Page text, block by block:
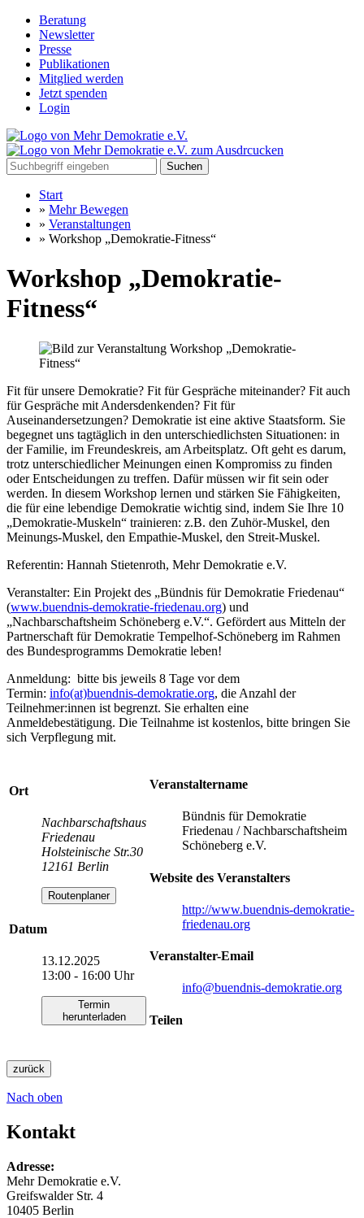
Beratung
Newsletter
Presse
Publikationen
Mitglied werden
Jetzt spenden
Login
Suchen
Start
» Mehr Bewegen
» Veranstaltungen
» Workshop „Demokratie-Fitness“
Workshop „Demokratie-
Fitness“
Fit für unsere Demokratie? Fit für Gespräche miteinander? Fit auch
für Gespräche mit Andersdenkenden? Fit für
Auseinandersetzungen? Demokratie ist eine aktive Staatsform. Sie
begegnet uns tagtäglich in den unterschiedlichsten Situationen: in
der Familie, im Freundeskreis, am Arbeitsplatz. Oft geht es darum,
trotz unterschiedlicher Meinungen einen Kompromiss zu finden
oder Entscheidungen zu treffen. Dafür müssen wir fit sein oder
werden. In diesem Workshop lernen und stärken Sie Fähigkeiten,
die für eine lebendige Demokratie wichtig sind, indem Sie Ihre 10
„Demokratie-Muskeln“ trainieren: z.B. den Zuhör-Muskel, den
Meinungs-Muskel, den Empathie-Muskel, den Streit-Muskel.
Referentin: Hannah Stietenroth, Mehr Demokratie e.V.
Veranstalter: Ein Projekt des „Bündnis für Demokratie Friedenau“
(www.buendnis-demokratie-friedenau.org) und
„Nachbarschaftsheim Schöneberg e.V.“. Gefördert aus Mitteln der
Partnerschaft für Demokratie Tempelhof-Schöneberg im Rahmen
des Bundesprogramms Demokratie leben!
Anmeldung: bitte bis jeweils 8 Tage vor dem
Termin: info(at)buendnis-demokratie.org, die Anzahl der
Teilnehmer:innen ist begrenzt. Sie erhalten eine
Anmeldebestätigung. Die Teilnahme ist kostenlos, bitte bringen Sie
sich Verpflegung mit.
Ort
Nachbarschaftshaus
Friedenau
Holsteinische Str.30
12161 Berlin
Routenplaner
Datum
13.12.2025
13:00 - 16:00 Uhr
Termin
herunterladen
Veranstaltername
Bündnis für Demokratie
Friedenau / Nachbarschaftsheim
Schöneberg e.V.
Website des Veranstalters
http://www.buendnis-demokratie-
friedenau.org
Veranstalter-Email
info@buendnis-demokratie.org
Teilen
zurück
Nach oben
Kontakt
Adresse:
Mehr Demokratie e.V.
Greifswalder Str. 4
10405 Berlin